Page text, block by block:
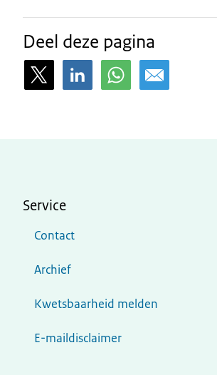
Deel deze pagina
Service
Contact
Archief
Kwetsbaarheid melden
E-maildisclaimer